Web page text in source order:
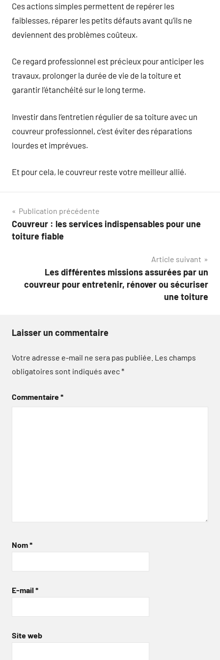
Ces actions simples permettent de repérer les
faiblesses, réparer les petits défauts avant qu’ils ne
deviennent des problèmes coûteux.
Ce regard professionnel est précieux pour anticiper les
travaux, prolonger la durée de vie de la toiture et
garantir l’étanchéité sur le long terme.
Investir dans l’entretien régulier de sa toiture avec un
couvreur professionnel, c’est éviter des réparations
lourdes et imprévues.
Et pour cela, le couvreur reste votre meilleur allié.
Navigation
de
Publication précédente
Couvreur : les services indispensables pour une
toiture fiable
Article suivant
Les différentes missions assurées par un
couvreur pour entretenir, rénover ou sécuriser
une toiture
Laisser un commentaire
Votre adresse e-mail ne sera pas publiée. Les champs
obligatoires sont indiqués avec*
Commentaire*
Nom*
E-mail *
Site web